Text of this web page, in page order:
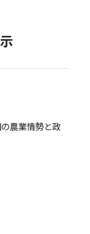
農業情勢と政